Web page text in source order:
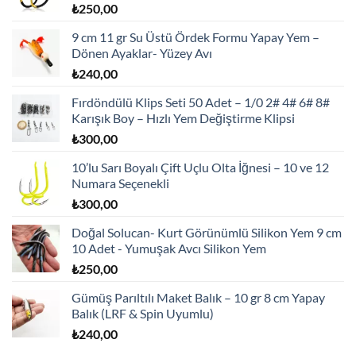
₺250,00
9 cm 11 gr Su Üstü Ördek Formu Yapay Yem –
Dönen Ayaklar- Yüzey Avı
₺240,00
Fırdöndülü Klips Seti 50 Adet – 1/0 2# 4# 6# 8#
Karışık Boy – Hızlı Yem Değiştirme Klipsi
₺300,00
10’lu Sarı Boyalı Çift Uçlu Olta İğnesi – 10 ve 12
Numara Seçenekli
₺300,00
Doğal Solucan- Kurt Görünümlü Silikon Yem 9 cm
10 Adet - Yumuşak Avcı Silikon Yem
₺250,00
Gümüş Parıltılı Maket Balık – 10 gr 8 cm Yapay
Balık (LRF & Spin Uyumlu)
₺240,00